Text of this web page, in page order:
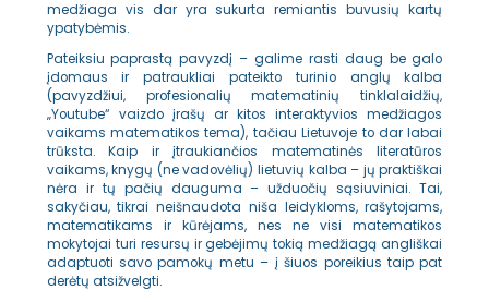
medžiaga vis dar yra sukurta remiantis buvusių kartų
ypatybėmis.
Pateiksiu paprastą pavyzdį – galime rasti daug be galo
įdomaus ir patraukliai pateikto turinio anglų kalba
(pavyzdžiui, profesionalių matematinių tinklalaidžių,
„Youtube“ vaizdo įrašų ar kitos interaktyvios medžiagos
vaikams matematikos tema), tačiau Lietuvoje to dar labai
trūksta. Kaip ir įtraukiančios matematinės literatūros
vaikams, knygų (ne vadovėlių) lietuvių kalba – jų praktiškai
nėra ir tų pačių dauguma – užduočių sąsiuviniai. Tai,
sakyčiau, tikrai neišnaudota niša leidykloms, rašytojams,
matematikams ir kūrėjams, nes ne visi matematikos
mokytojai turi resursų ir gebėjimų tokią medžiagą angliškai
adaptuoti savo pamokų metu – į šiuos poreikius taip pat
derėtų atsižvelgti.